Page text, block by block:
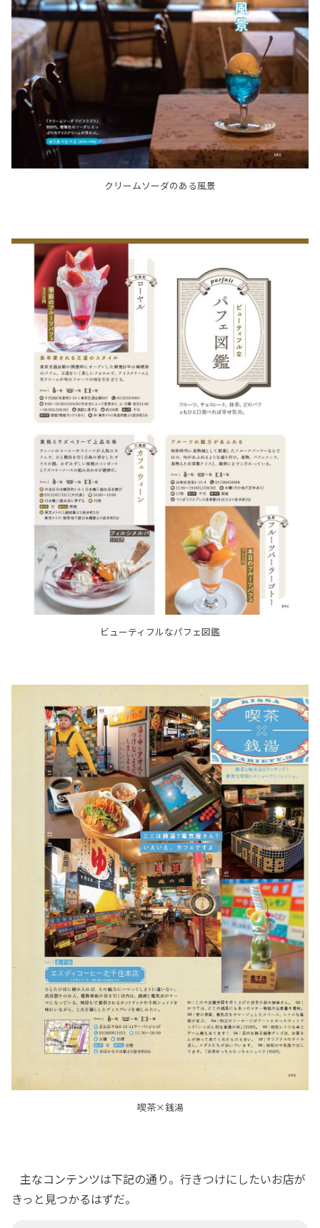
クリームソーダのある風景
ビューティフルなパフェ図鑑
喫茶×銭湯
主なコンテンツは下記の通り。行きつけにしたいお店が
きっと見つかるはずだ。